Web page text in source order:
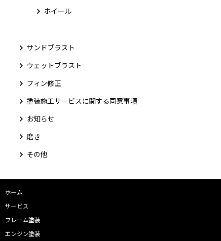
ホイール
サンドブラスト
ウェットブラスト
フィン修正
塗装施工サービスに関する同意事項
お知らせ
磨き
その他
ホーム
サービス
フレーム塗装
エンジン塗装